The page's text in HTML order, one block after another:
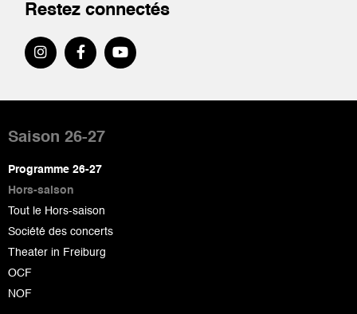
Restez connectés
de
page
Saison 26-27
Programme 26-27
Hors-saison
Tout le Hors-saison
Société des concerts
Theater in Freiburg
OCF
NOF